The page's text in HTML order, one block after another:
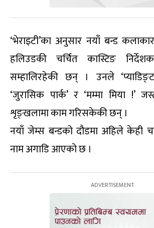
‘भेराइटी’का अनुसार नयाँ बन्ड
हलिउडकी चर्चित कास्टिङ
सम्हालिरहेकी छन् । उनले
‘जुरासिक पार्क’ र ‘मम्मा मिया !’
शृङ्खलामा काम गरिसकेकी छन् ।
नयाँ जेम्स बन्डको दौडमा अहिले केही
नाम अगाडि आएको छ ।